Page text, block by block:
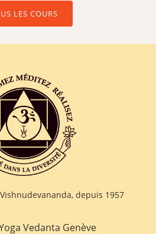
LES COURS
depuis 1957
Vedanta Genève